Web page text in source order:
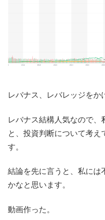
レバナス、レバレッジをか
レバナス結構人気なので、
と、投資判断について考え
す。
結論を先に言うと、私には
かなと思います。
動画作った。